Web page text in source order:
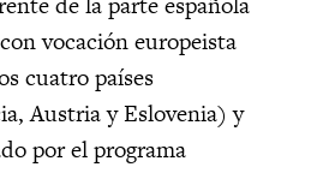
vocación europeista
cuatro países
Austria y Eslovenia) y
por el programa